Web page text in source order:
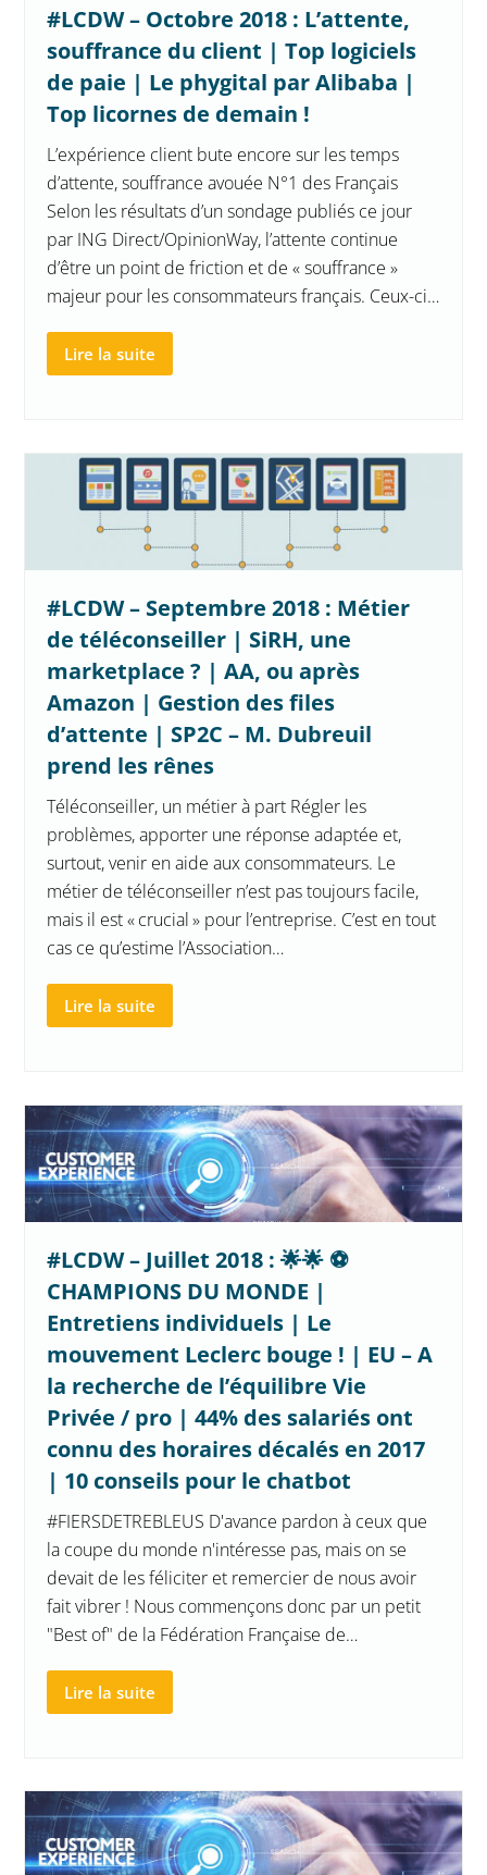
#LCDW – Octobre 2018 : L’attente,
souffrance du client | Top logiciels
de paie | Le phygital par Alibaba |
Top licornes de demain !
L’expérience client bute encore sur les temps
d’attente, souffrance avouée N°1 des Français
Selon les résultats d’un sondage publiés ce jour
par ING Direct/OpinionWay, l’attente continue
d’être un point de friction et de « souffrance »
majeur pour les consommateurs français. Ceux-ci…
Lire la suite
#LCDW – Septembre 2018 : Métier
de téléconseiller | SiRH, une
marketplace ? | AA, ou après
Amazon | Gestion des files
d’attente | SP2C – M. Dubreuil
prend les rênes
Téléconseiller, un métier à part Régler les
problèmes, apporter une réponse adaptée et,
surtout, venir en aide aux consommateurs. Le
métier de téléconseiller n’est pas toujours facile,
mais il est « crucial » pour l’entreprise. C’est en tout
cas ce qu’estime l’Association…
Lire la suite
#LCDW – Juillet 2018 : 🌟🌟 ⚽
CHAMPIONS DU MONDE |
Entretiens individuels | Le
mouvement Leclerc bouge ! | EU – A
la recherche de l’équilibre Vie
Privée / pro | 44% des salariés ont
connu des horaires décalés en 2017
| 10 conseils pour le chatbot
#FIERSDETREBLEUS D'avance pardon à ceux que
la coupe du monde n'intéresse pas, mais on se
devait de les féliciter et remercier de nous avoir
fait vibrer ! Nous commençons donc par un petit
"Best of" de la Fédération Française de…
Lire la suite